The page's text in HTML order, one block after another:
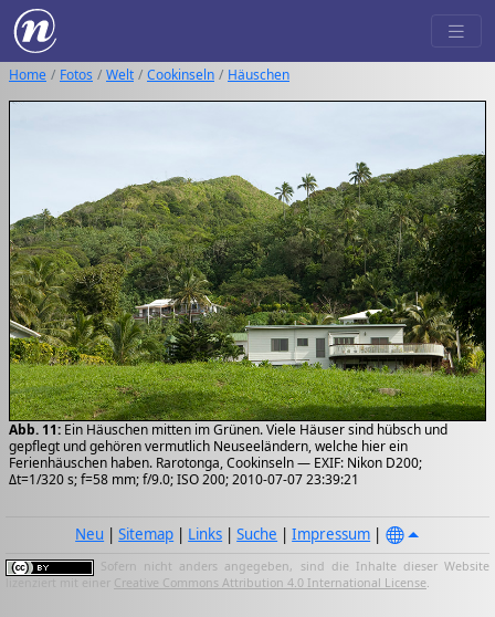
Home Fotos Welt Cookinseln Häuschen
Abb. 11: Ein Häuschen mitten im Grünen. Viele Häuser sind hübsch und
gepflegt und gehören vermutlich Neuseeländern, welche hier ein
Ferienhäuschen haben. Rarotonga, Cookinseln — EXIF: Nikon D200;
Δt=1/320 s; f=58 mm; f/9.0; ISO 200; 2010-07-07 23:39:21
Neu |Sitemap | Links |Suche |Impressum |
Sofern nicht anders angegeben, sind die Inhalte dieser Website
lizenziert mit einer Creative Commons Attribution 4.0 International License.